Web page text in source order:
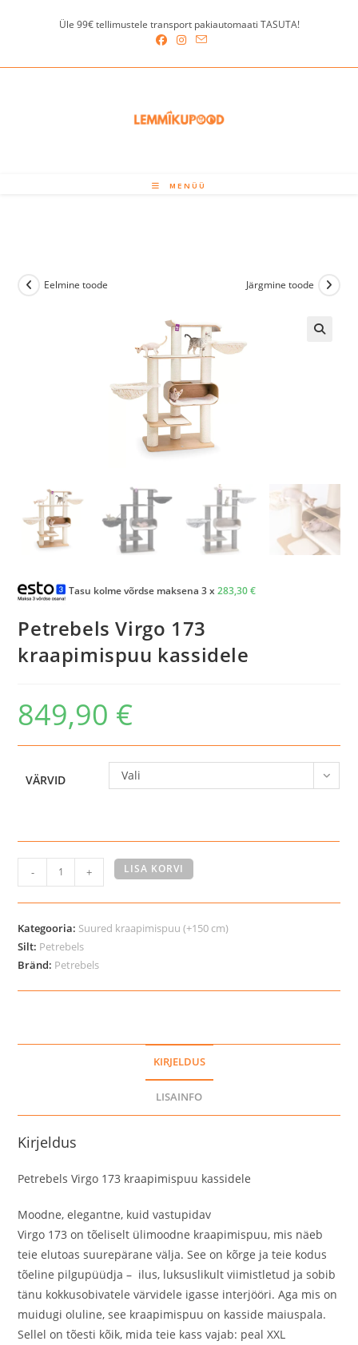
Üle 99€ tellimustele transport pakiautomaati TASUTA!
MENÜÜ
Eelmine toode Järgmine toode
Tasu kolme võrdse maksena 3 x283,30€
Petrebels Virgo 173
kraapimispuu kassidele
849,90 €
VÄRVID Vali
Petrebels
Virgo
173
kraapimispuu
kassidele
kogus
- + LISA KORVI
Kategooria: Suured kraapimispuu (+150 cm)
Silt: Petrebels
Bränd: Petrebels
KIRJELDUS
LISAINFO
Kirjeldus
Petrebels Virgo 173 kraapimispuu kassidele
Moodne, elegantne, kuid vastupidav
Virgo 173 on tõeliselt ülimoodne kraapimispuu, mis näeb
teie elutoas suurepärane välja. See on kõrge ja teie kodus
tõeline pilgupüüdja ​​– ilus, luksuslikult viimistletud ja sobib
tänu kokkusobivatele värvidele igasse interjööri. Aga mis on
muidugi oluline, see kraapimispuu on kasside maiuspala.
Sellel on tõesti kõik, mida teie kass vajab: peal XXL